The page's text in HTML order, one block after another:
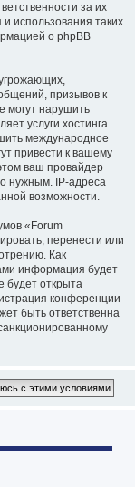
за их
использования таких
о phpBB
призывов к
могут нарушить
услуги хостинга
международное
привести к вашему
ваш провайдер
нужным. IP-адреса
возможности.
«Forum
перенести или
Как
информация будет
будет открыта
конференции
быть ответственна